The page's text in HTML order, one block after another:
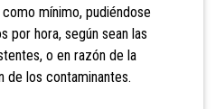
mínimo, pudiéndose
por hora, según sean las
o en razón de la
de los contaminantes.